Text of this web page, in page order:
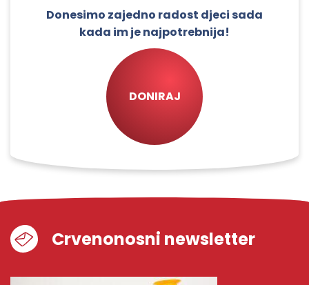
Donesimo zajedno radost djeci sada
kada im je najpotrebnija!
DONIRAJ
Crvenonosni newsletter